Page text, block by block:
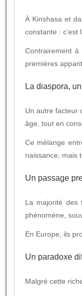
À Kinshasa et
constante :
Contrairement
premières
La diaspora,
Un autre facteur
âge, tout en
Ce mélange
naissance, mais
Un passage
La majorité des
phénomène,
En Europe, ils
Un paradoxe
Malgré cette